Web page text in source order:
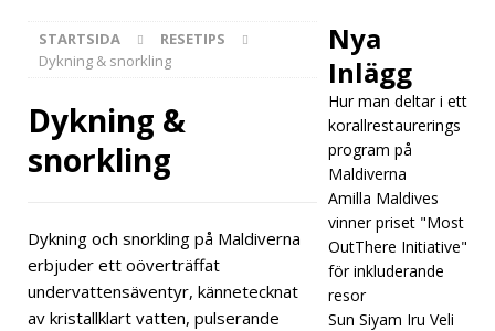
r i ett
STARTSIDA
RESETIPS
Dykning & snorkling
Dykning &
snorkling
Dykning och snorkling på Maldiverna
erbjuder ett oöverträffat
undervattensäventyr, kännetecknat
av kristallklart vatten, pulserande
Nya
Inlägg
Hur man deltar i ett
korallrestaurerings
program på
Maldiverna
Amilla Maldives
vinner priset "Most
OutThere Initiative"
för inkluderande
resor
Sun Siyam Iru Veli